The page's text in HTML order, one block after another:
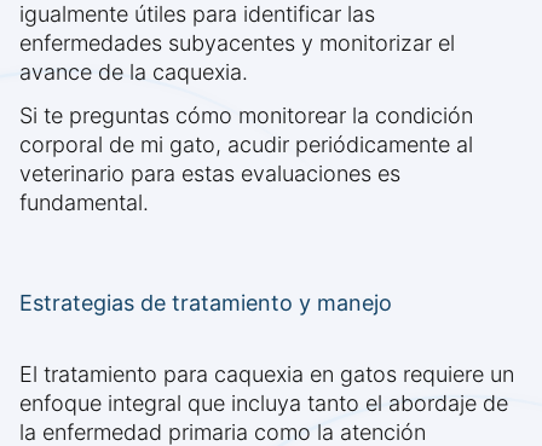
igualmente útiles para identificar las
enfermedades subyacentes y monitorizar el
avance de la caquexia.
Si te preguntas cómo monitorear la condición
corporal de mi gato, acudir periódicamente al
veterinario para estas evaluaciones es
fundamental.
Estrategias de tratamiento y manejo
El tratamiento para caquexia en gatos requiere un
enfoque integral que incluya tanto el abordaje de
la enfermedad primaria como la atención